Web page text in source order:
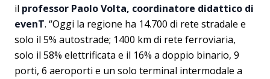
il professor Paolo Volta, coordinatore didattico di
evenT. “Oggi la regione ha 14.700 di rete stradale e
solo il 5% autostrade; 1400 km di rete ferroviaria,
solo il 58% elettrificata e il 16% a doppio binario, 9
porti, 6 aeroporti e un solo terminal intermodale a